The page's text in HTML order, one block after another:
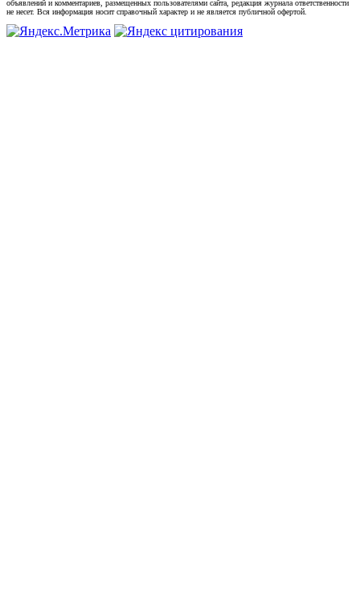
объявлений и комментариев, размещенных пользователями сайта, редакция журнала ответственности
не несет. Вся информация носит справочный характер и не является публичной офертой.